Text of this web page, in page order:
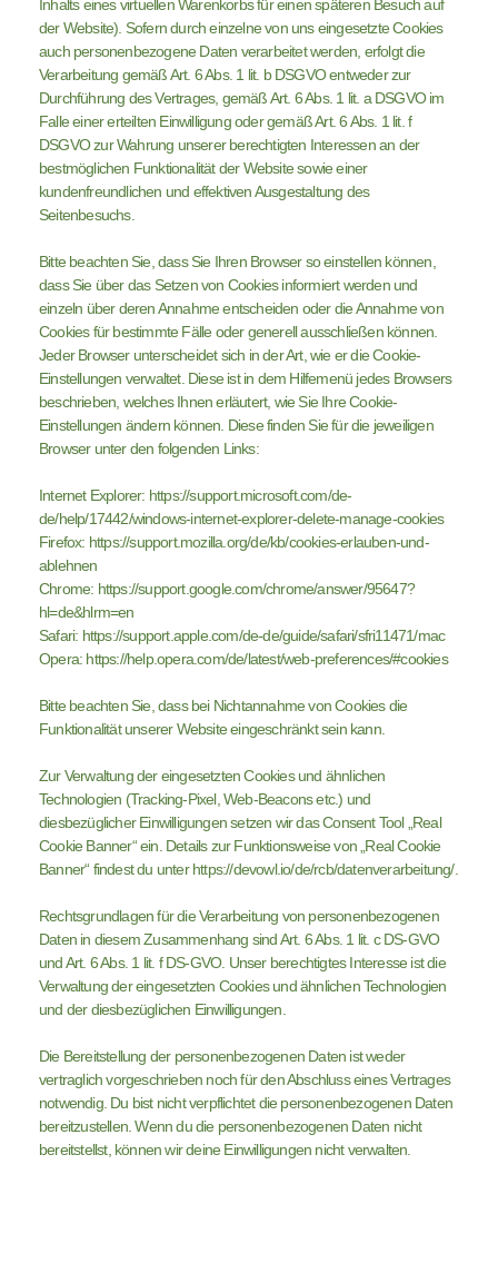
Inhalts eines virtuellen Warenkorbs für einen späteren Besuch auf
der Website). Sofern durch einzelne von uns eingesetzte Cookies
auch personenbezogene Daten verarbeitet werden, erfolgt die
Verarbeitung gemäß Art. 6 Abs. 1 lit. b DSGVO entweder zur
Durchführung des Vertrages, gemäß Art. 6 Abs. 1 lit. a DSGVO im
Falle einer erteilten Einwilligung oder gemäß Art. 6 Abs. 1 lit. f
DSGVO zur Wahrung unserer berechtigten Interessen an der
bestmöglichen Funktionalität der Website sowie einer
kundenfreundlichen und effektiven Ausgestaltung des
Seitenbesuchs.
Bitte beachten Sie, dass Sie Ihren Browser so einstellen können,
dass Sie über das Setzen von Cookies informiert werden und
einzeln über deren Annahme entscheiden oder die Annahme von
Cookies für bestimmte Fälle oder generell ausschließen können.
Jeder Browser unterscheidet sich in der Art, wie er die Cookie-
Einstellungen verwaltet. Diese ist in dem Hilfemenü jedes Browsers
beschrieben, welches Ihnen erläutert, wie Sie Ihre Cookie-
Einstellungen ändern können. Diese finden Sie für die jeweiligen
Browser unter den folgenden Links:
Internet Explorer: https://support.microsoft.com/de-
de/help/17442/windows-internet-explorer-delete-manage-cookies
Firefox: https://support.mozilla.org/de/kb/cookies-erlauben-und-
ablehnen
Chrome: https://support.google.com/chrome/answer/95647?
hl=de&hlrm=en
Safari: https://support.apple.com/de-de/guide/safari/sfri11471/mac
Opera: https://help.opera.com/de/latest/web-preferences/#cookies
Bitte beachten Sie, dass bei Nichtannahme von Cookies die
Funktionalität unserer Website eingeschränkt sein kann.
Zur Verwaltung der eingesetzten Cookies und ähnlichen
Technologien (Tracking-Pixel, Web-Beacons etc.) und
diesbezüglicher Einwilligungen setzen wir das Consent Tool „Real
Cookie Banner“ ein. Details zur Funktionsweise von „Real Cookie
Banner“ findest du unter https://devowl.io/de/rcb/datenverarbeitung/.
Rechtsgrundlagen für die Verarbeitung von personenbezogenen
Daten in diesem Zusammenhang sind Art. 6 Abs. 1 lit. c DS-GVO
und Art. 6 Abs. 1 lit. f DS-GVO. Unser berechtigtes Interesse ist die
Verwaltung der eingesetzten Cookies und ähnlichen Technologien
und der diesbezüglichen Einwilligungen.
Die Bereitstellung der personenbezogenen Daten ist weder
vertraglich vorgeschrieben noch für den Abschluss eines Vertrages
notwendig. Du bist nicht verpflichtet die personenbezogenen Daten
bereitzustellen. Wenn du die personenbezogenen Daten nicht
bereitstellst, können wir deine Einwilligungen nicht verwalten.